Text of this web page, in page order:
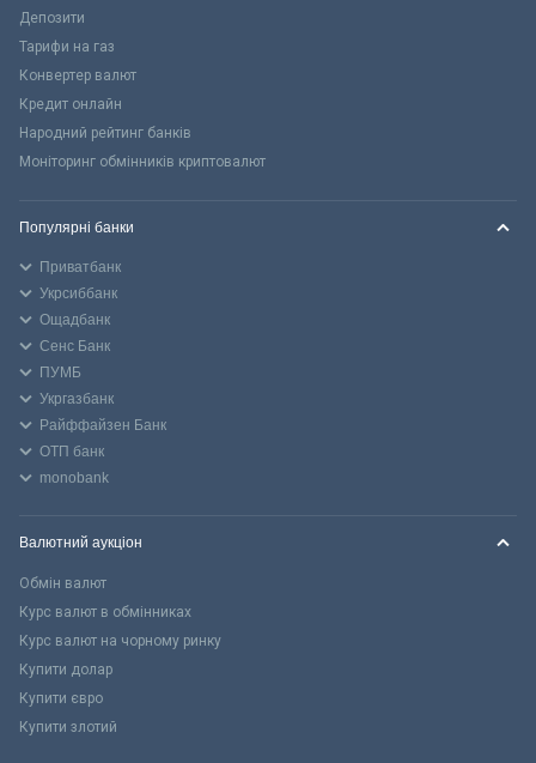
Депозити
Тарифи на газ
Конвертер валют
Кредит онлайн
Народний рейтинг банків
Моніторинг обмінників криптовалют
Популярні банки
Приватбанк
Укрсиббанк
Ощадбанк
Сенс Банк
ПУМБ
Укргазбанк
Райффайзен Банк
ОТП банк
monobank
Валютний аукціон
Обмін валют
Курс валют в обмінниках
Курс валют на чорному ринку
Купити долар
Купити євро
Купити злотий